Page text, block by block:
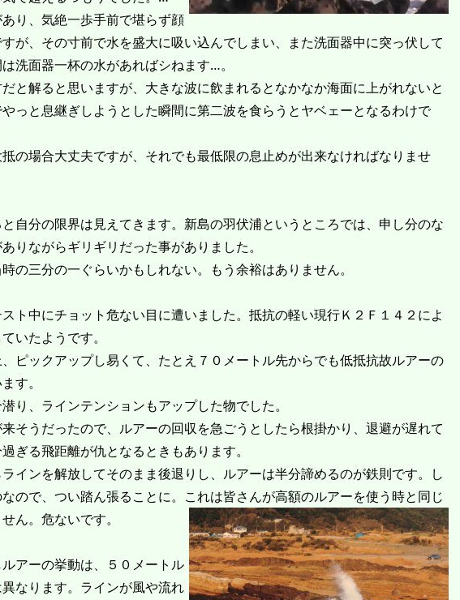
り、気絶一歩手前で堪らず顔
が、その寸前で水を盛大に吸い込んでしまい、また洗面器中に突っ伏して
洗面器一杯の水があればシねます…。
と解ると思いますが、大きな波に飲まれるとなかなか海面に上がれないと
っと息継ぎしようとした瞬間に第二波を食らうとヤベェーとなるわけで
の場合大丈夫ですが、それでも最低限の息止めが出来なければなりませ
自分の限界は見えてきます。新島の羽伏浦というところでは、申し分のな
りながらギリギリだった事がありました。
の三分の一ぐらいかもしれない。もう余裕はありません。
ト中にチョット危ない目に遭いました。抵抗の軽い現行Ｋ２Ｆ１４２によ
いたようです。
ピックアップし易くて、たとえ７０メートル先からでも低抵抗故ルアーの
す。
り、ラインテンションもアップした物でした。
そうだったので、ルアーの回収を急ごうとしたら根掛かり、退避が遅れて
ぎる飛距離が仇となるときもあります。
インを解放してそのまま後退りし、ルアーは半分諦めるのが鉄則です。し
ので、つい踏ん張ることに。これは皆さんが高額のルアーを使う時と同じ
ん。危ないです。
アーの挙動は、５０メートル
なります。ラインが風や流れ